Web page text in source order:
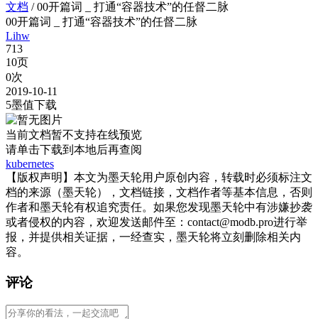
文档 /00开篇词 _ 打通“容器技术”的任督二脉
00开篇词 _ 打通“容器技术”的任督二脉
Lihw
713
10页
0次
2019-10-11
5墨值下载
当前文档暂不支持在线预览
请单击下载到本地后再查阅
kubernetes
【版权声明】本文为墨天轮用户原创内容，转载时必须标注文
档的来源（墨天轮），文档链接，文档作者等基本信息，否则
作者和墨天轮有权追究责任。如果您发现墨天轮中有涉嫌抄袭
或者侵权的内容，欢迎发送邮件至：contact@modb.pro进行举
报，并提供相关证据，一经查实，墨天轮将立刻删除相关内
容。
评论